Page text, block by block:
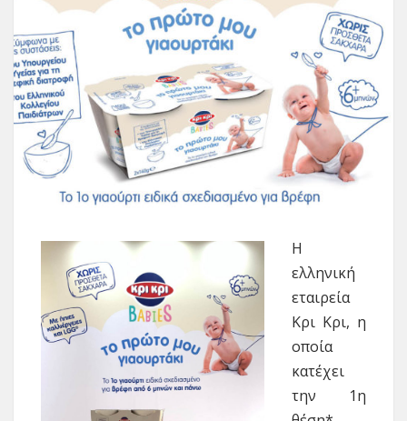
Η
ελληνική
εταιρεία
Κρι Κρι, η
οποία
κατέχει
την 1η